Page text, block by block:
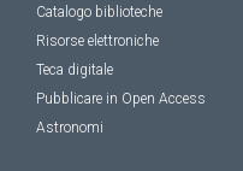
Catalogo biblioteche
Risorse elettroniche
Teca digitale
Pubblicare in Open Access
Astronomi